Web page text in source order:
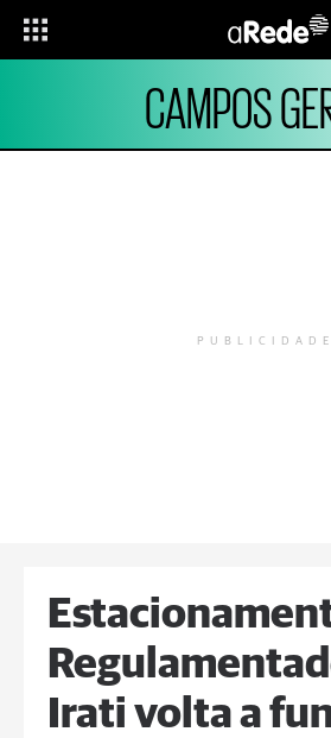
CAMPOS
PUBLICIDADE
Irati volta a